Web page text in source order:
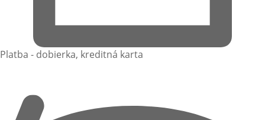
Platba - dobierka, kreditná karta